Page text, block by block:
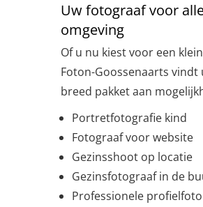
Uw fotograaf voor
omgeving
Of u nu kiest voor een
Foton-Goossenaarts vindt
breed pakket aan
Portretfotografie kind
Fotograaf voor website
Gezinsshoot op locatie
Gezinsfotograaf in de
Professionele